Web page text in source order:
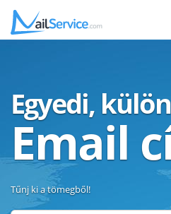
Egyedi,
Email
Tűnj ki a tömegből!